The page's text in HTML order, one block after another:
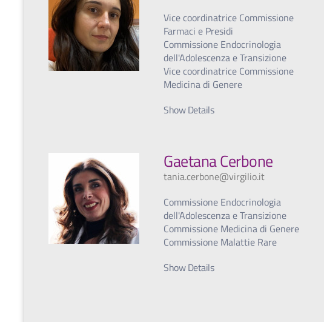
Vice coordinatrice Commissione
Farmaci e Presidi
Commissione Endocrinologia
dell'Adolescenza e Transizione
Vice coordinatrice Commissione
Medicina di Genere
Show Details
Gaetana Cerbone
tania.cerbone@virgilio.it
Commissione Endocrinologia
dell'Adolescenza e Transizione
Commissione Medicina di Genere
Commissione Malattie Rare
Show Details